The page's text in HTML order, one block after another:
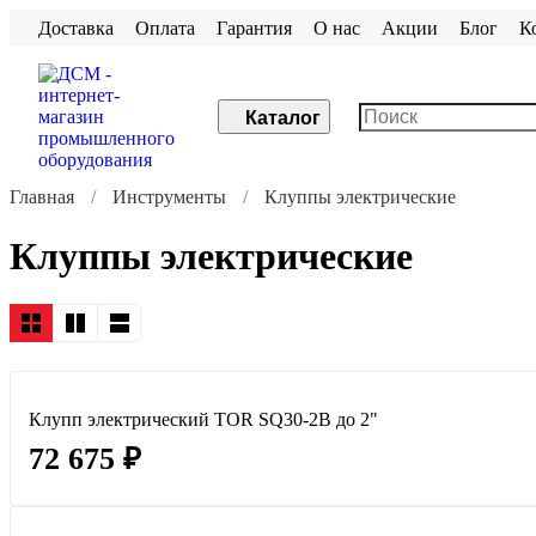
Доставка Оплата Гарантия О нас Акции Блог
Каталог
Главная Инструменты Клуппы электрические
Клуппы электрические
Клупп электрический TOR SQ30-2B до 2"
72 675 ₽